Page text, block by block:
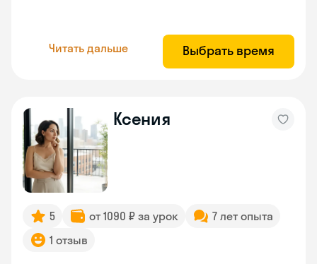
Читать дальше Выбрать время
Ксения
5 от 1090 ₽ за урок
7 лет опыта
1 отзыв